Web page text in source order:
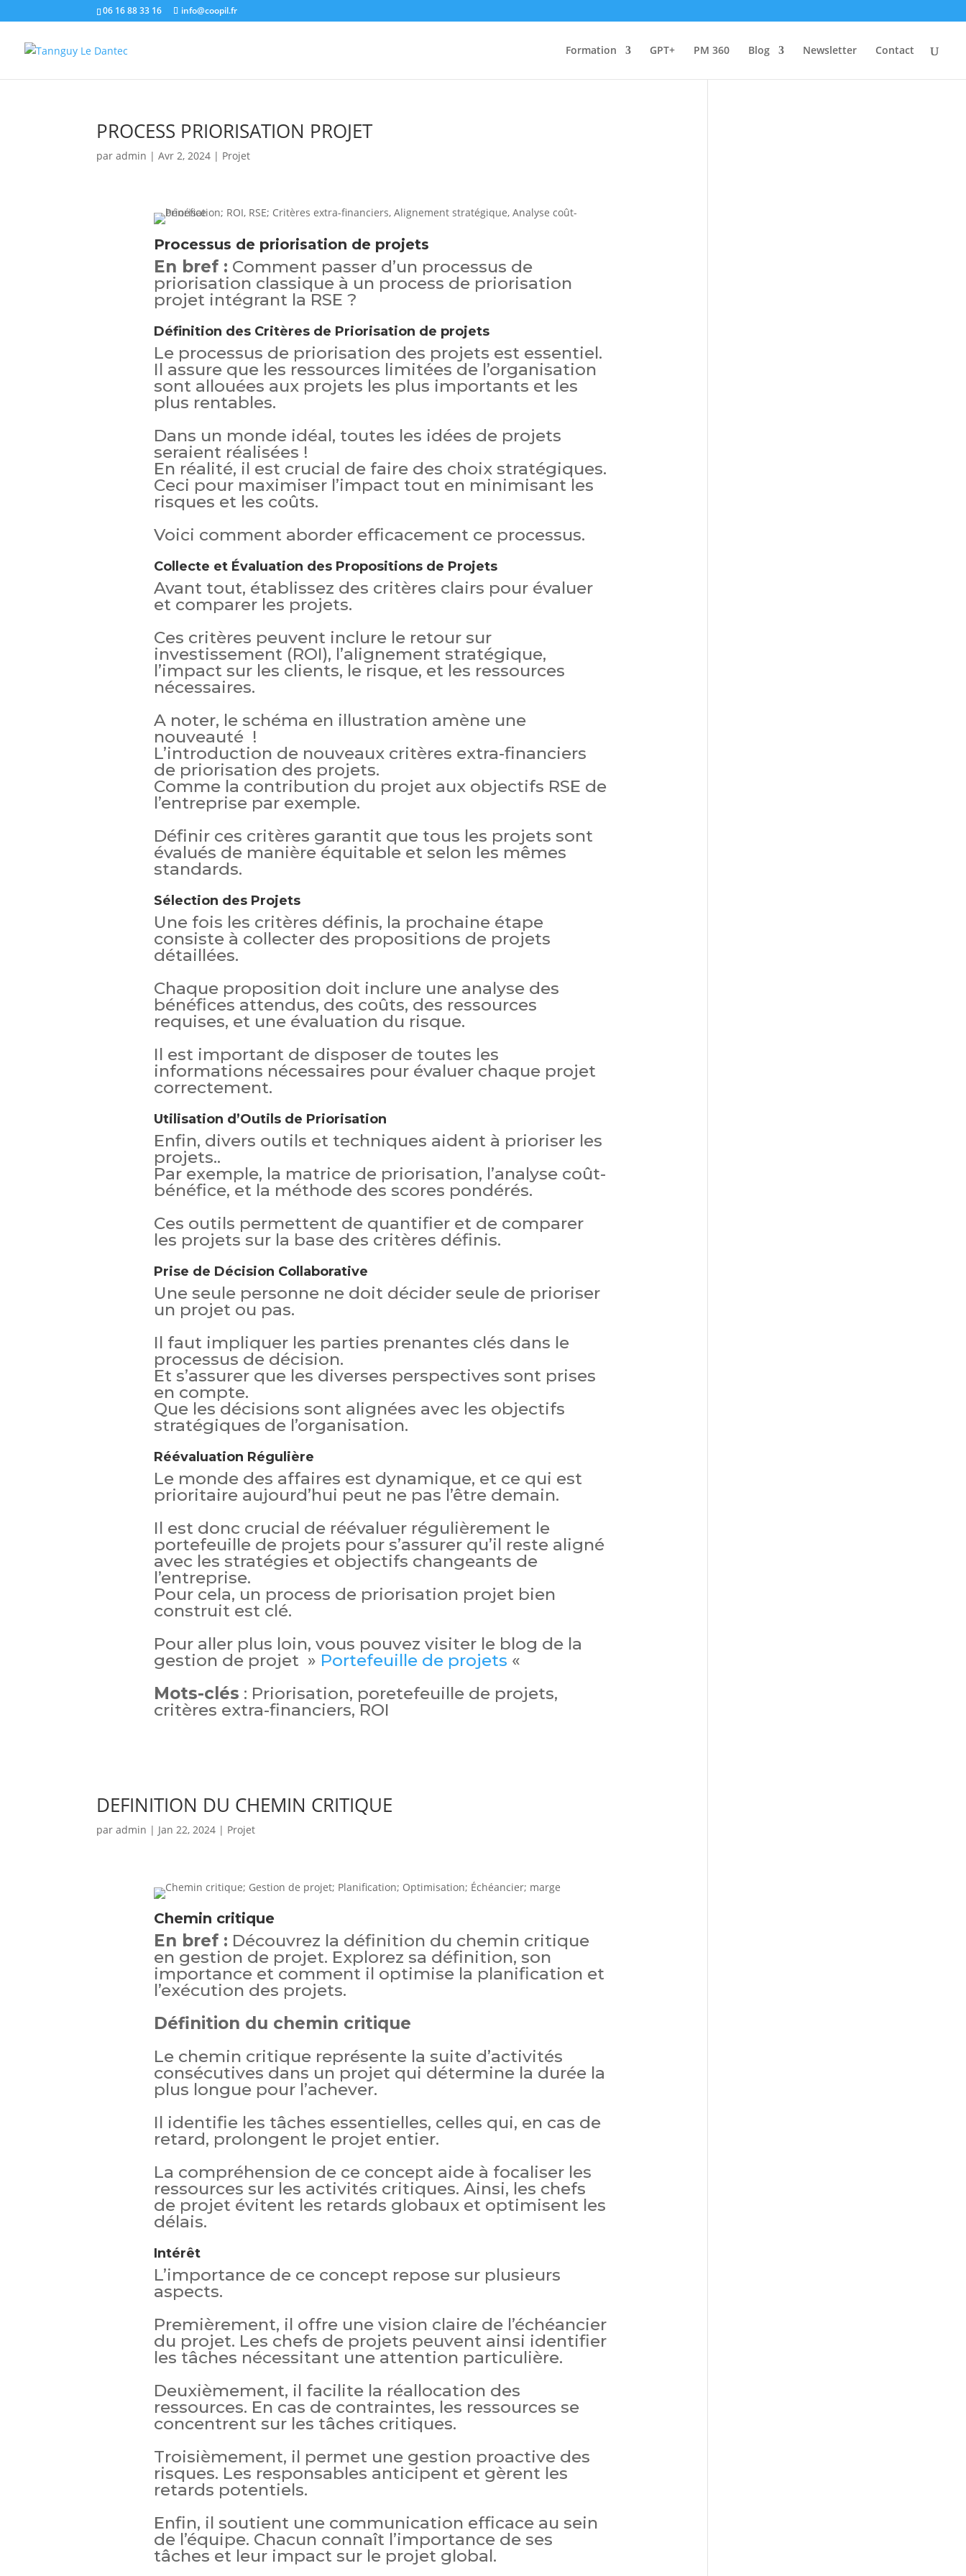
06 16 88 33 16 info@coopil.fr
Formation GPT+ PM 360 Blog Newsletter Contact
PROCESS PRIORISATION PROJET
paradmin |Avr 2, 2024 | Projet
Processus de priorisation de projets
En bref : Comment passer d’un processus de
priorisation classique à un process de priorisation
projet intégrant la RSE ?
Définition des Critères de Priorisation de projets
Le processus de priorisation des projets est essentiel.
Il assure que les ressources limitées de l’organisation
sont allouées aux projets les plus importants et les
plus rentables.
Dans un monde idéal, toutes les idées de projets
seraient réalisées !
En réalité, il est crucial de faire des choix stratégiques.
Ceci pour maximiser l’impact tout en minimisant les
risques et les coûts.
Voici comment aborder efficacement ce processus.
Collecte et Évaluation des Propositions de Projets
Avant tout, établissez des critères clairs pour évaluer
et comparer les projets.
Ces critères peuvent inclure le retour sur
investissement (ROI), l’alignement stratégique,
l’impact sur les clients, le risque, et les ressources
nécessaires.
A noter, le schéma en illustration amène une
nouveauté !
L’introduction de nouveaux critères extra-financiers
de priorisation des projets.
Comme la contribution du projet aux objectifs RSE de
l’entreprise par exemple.
Définir ces critères garantit que tous les projets sont
évalués de manière équitable et selon les mêmes
standards.
Sélection des Projets
Une fois les critères définis, la prochaine étape
consiste à collecter des propositions de projets
détaillées.
Chaque proposition doit inclure une analyse des
bénéfices attendus, des coûts, des ressources
requises, et une évaluation du risque.
Il est important de disposer de toutes les
informations nécessaires pour évaluer chaque projet
correctement.
Utilisation d’Outils de Priorisation
Enfin, divers outils et techniques aident à prioriser les
projets..
Par exemple, la matrice de priorisation, l’analyse coût-
bénéfice, et la méthode des scores pondérés.
Ces outils permettent de quantifier et de comparer
les projets sur la base des critères définis.
Prise de Décision Collaborative
Une seule personne ne doit décider seule de prioriser
un projet ou pas.
Il faut impliquer les parties prenantes clés dans le
processus de décision.
Et s’assurer que les diverses perspectives sont prises
en compte.
Que les décisions sont alignées avec les objectifs
stratégiques de l’organisation.
Réévaluation Régulière
Le monde des affaires est dynamique, et ce qui est
prioritaire aujourd’hui peut ne pas l’être demain.
Il est donc crucial de réévaluer régulièrement le
portefeuille de projets pour s’assurer qu’il reste aligné
avec les stratégies et objectifs changeants de
l’entreprise.
Pour cela, un process de priorisation projet bien
construit est clé.
Pour aller plus loin, vous pouvez visiter le blog de la
gestion de projet » Portefeuille de projets «
Mots-clés : Priorisation, poretefeuille de projets,
critères extra-financiers, ROI
DEFINITION DU CHEMIN CRITIQUE
paradmin | Jan 22, 2024 | Projet
Chemin critique
En bref : Découvrez la définition du chemin critique
en gestion de projet. Explorez sa définition, son
importance et comment il optimise la planification et
l’exécution des projets.
Définition du chemin critique
Le chemin critique représente la suite d’activités
consécutives dans un projet qui détermine la durée la
plus longue pour l’achever.
Il identifie les tâches essentielles, celles qui, en cas de
retard, prolongent le projet entier.
La compréhension de ce concept aide à focaliser les
ressources sur les activités critiques. Ainsi, les chefs
de projet évitent les retards globaux et optimisent les
délais.
Intérêt
L’importance de ce concept repose sur plusieurs
aspects.
Premièrement, il offre une vision claire de l’échéancier
du projet. Les chefs de projets peuvent ainsi identifier
les tâches nécessitant une attention particulière.
Deuxièmement, il facilite la réallocation des
ressources. En cas de contraintes, les ressources se
concentrent sur les tâches critiques.
Troisièmement, il permet une gestion proactive des
risques. Les responsables anticipent et gèrent les
retards potentiels.
Enfin, il soutient une communication efficace au sein
de l’équipe. Chacun connaît l’importance de ses
tâches et leur impact sur le projet global.